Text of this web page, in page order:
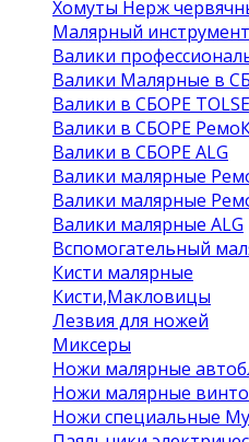
Хомуты Нерж
Малярный инструмент
Валики
Валики Малярные в
Валики в СБОРЕ
Валики в СБОРЕ
Валики в СБОРЕ ALG
Валики малярные
Валики малярные
Валики малярные ALG
Вспомогательный
Кисти малярные
Кисти,Макловицы
Лезвия для ножей
Миксеры
Ножи малярные
Ножи малярные
Ножи специальные